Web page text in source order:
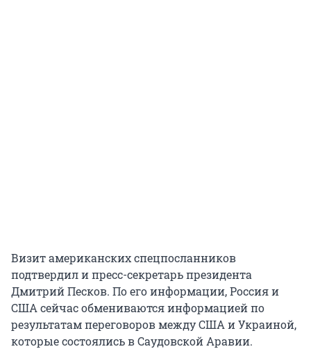
Визит американских спецпосланников
подтвердил и пресс-секретарь президента
Дмитрий Песков. По его информации, Россия и
США сейчас обмениваются информацией по
результатам переговоров между США и Украиной,
которые состоялись в Саудовской Аравии.